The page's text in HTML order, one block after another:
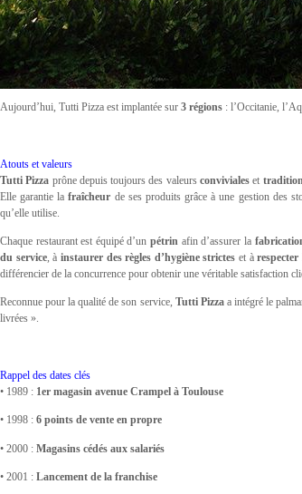
Aujourd’hui, Tutti Pizza est implantée sur 3 régions : l’Occitanie,
Atouts et valeurs
Tutti Pizza prône depuis toujours des valeursconvivialeset
Elle garantie lafraîcheur de ses produits grâce à une gestion des
qu’elle utilise.
Chaque restaurant est équipé d’unpétrin afin d’assurer la
du service, à instaurer des règles d’hygiène stricteset à
différencier de la concurrence pour obtenir une véritable satisfaction
Reconnue pour la qualité de son service, Tutti Pizza a intégré le
livrées ».
Rappel des dates clés
• 1989 : 1er magasin avenue Crampel à Toulouse
• 1998 : 6 points de vente en propre
• 2000 : Magasins cédés aux salariés
• 2001 : Lancement de la franchise